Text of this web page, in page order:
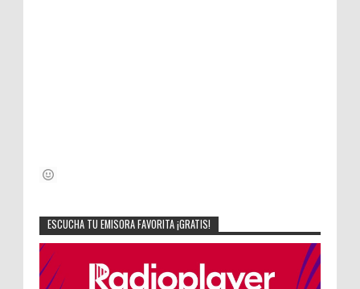
ESCUCHA TU EMISORA FAVORITA ¡GRATIS!